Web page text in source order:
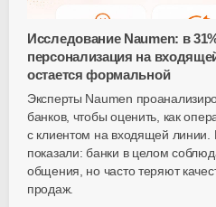
Исследование Naumen: в
персонализация на
остается формальной
Эксперты Naumen
банков, чтобы оценить, как
с клиентом на входящей
показали: банки в целом
общения, но часто теряют
продаж.